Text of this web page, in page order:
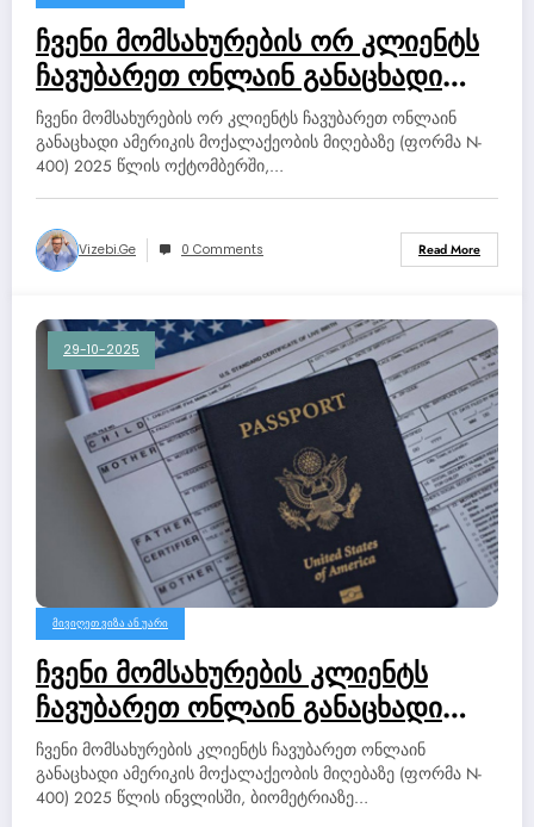
ჩვენი მომსახურების ორ კლიენტს
ჩავუბარეთ ონლაინ განაცხადი
ამერიკის მოქალაქეობის მიღებაზე
(ფორმა N-400) 2025 წლის
ოქტომბერში, ვუსურვოთ მათ
ჩვენი მომსახურების ორ კლიენტს ჩავუბარეთ ონლაინ
განაცხადი ამერიკის მოქალაქეობის მიღებაზე (ფორმა N-
400) 2025 წლის ოქტომბერში,…
Vizebi.ge 0 Comments Read More
29-10-2025
ᲛᲘᲕᲘᲦᲔᲗ ᲕᲘᲖᲐ ᲐᲜ ᲣᲐᲠᲘ
ჩვენი მომსახურების კლიენტს
ჩავუბარეთ ონლაინ განაცხადი
ამერიკის მოქალაქეობის მიღებაზე
(ფორმა N-400) 2025 წლის
ინვლისში, ბიომეტრიაზე
ჩვენი მომსახურების კლიენტს ჩავუბარეთ ონლაინ
განაცხადი ამერიკის მოქალაქეობის მიღებაზე (ფორმა N-
400) 2025 წლის ინვლისში, ბიომეტრიაზე…